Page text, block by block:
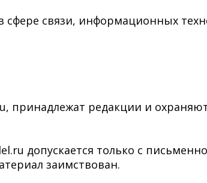
сфере связи, информационных
редакции и
допускается только с
заимствован.